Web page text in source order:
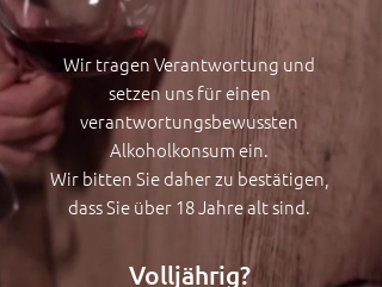
Wir tragen Verantwortung und
setzen uns für einen
verantwortungsbewussten
Alkoholkonsum ein.
Wir bitten Sie daher zu bestätigen,
dass Sie über 18 Jahre alt sind.
Volljährig?